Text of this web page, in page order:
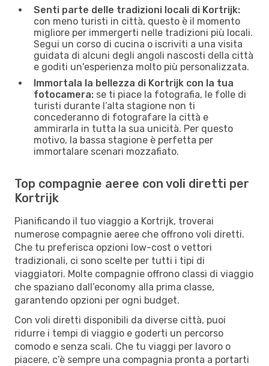
Senti parte delle tradizioni locali di Kortrijk:
con meno turisti in città, questo è il momento
migliore per immergerti nelle tradizioni più locali.
Segui un corso di cucina o iscriviti a una visita
guidata di alcuni degli angoli nascosti della città
e goditi un'esperienza molto più personalizzata.
Immortala la bellezza di Kortrijk con la tua
fotocamera: se ti piace la fotografia, le folle di
turisti durante l’alta stagione non ti
concederanno di fotografare la città e
ammirarla in tutta la sua unicità. Per questo
motivo, la bassa stagione è perfetta per
immortalare scenari mozzafiato.
Top compagnie aeree con voli diretti per
Kortrijk
Pianificando il tuo viaggio a Kortrijk, troverai
numerose compagnie aeree che offrono voli diretti.
Che tu preferisca opzioni low-cost o vettori
tradizionali, ci sono scelte per tutti i tipi di
viaggiatori. Molte compagnie offrono classi di viaggio
che spaziano dall’economy alla prima classe,
garantendo opzioni per ogni budget.
Con voli diretti disponibili da diverse città, puoi
ridurre i tempi di viaggio e goderti un percorso
comodo e senza scali. Che tu viaggi per lavoro o
piacere, c’è sempre una compagnia pronta a portarti